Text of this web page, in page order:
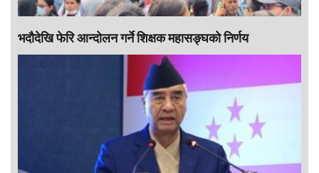
भदौदेखि फेरि आन्दोलन गर्ने शिक्षक महासङ्घको निर्णय